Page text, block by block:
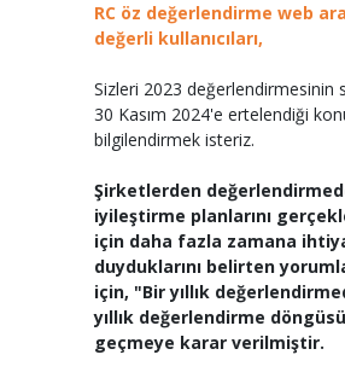
RC öz değerlendirme web
değerli kullanıcıları,
Sizleri 2023 değerlendirmesinin
30 Kasım 2024'e ertelendiği
bilgilendirmek isteriz.
Şirketlerden
iyileştirme planlarını
için daha fazla zamana
duyduklarını belirten
için, "Bir yıllık
yıllık değerlendirme
geçmeye karar verilmiştir.